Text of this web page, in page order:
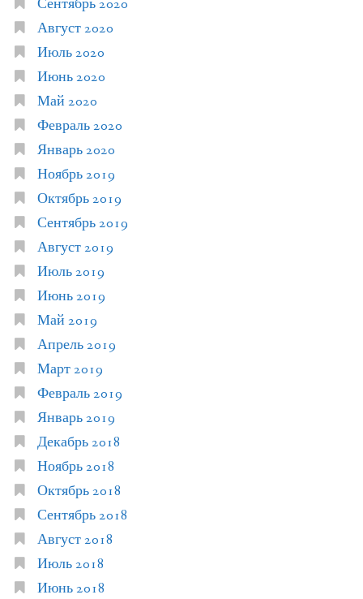
Сентябрь 2020
Август 2020
Июль 2020
Июнь 2020
Май 2020
Февраль 2020
Январь 2020
Ноябрь 2019
Октябрь 2019
Сентябрь 2019
Август 2019
Июль 2019
Июнь 2019
Май 2019
Апрель 2019
Март 2019
Февраль 2019
Январь 2019
Декабрь 2018
Ноябрь 2018
Октябрь 2018
Сентябрь 2018
Август 2018
Июль 2018
Июнь 2018